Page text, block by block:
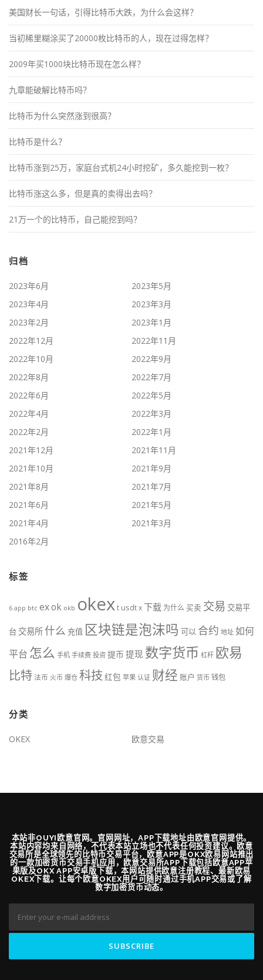
美国财长一句话，引得比特币大跌，为什么会这样？
当初稀里糊涂买了20000枚比特币的人，现在过得怎样？
2009年买1000块比特币现在怎么样？
九章能破解比特币吗？
比特币为什么突然涨到很高？
比特币是什么？
比特币涨到25万，家庭台式机24小时挖矿，多久能挖到一枚？
比特币涨这么多，但是真的卖得出去吗？
21万一个的比特币，自己能挖到吗？
归档
2023年6月
2023年5月
2023年4月
2023年3月
2023年2月
2023年1月
2022年12月
2022年11月
2022年10月
2022年9月
2022年8月
2022年7月
2022年6月
2022年5月
2022年4月
2022年3月
2022年2月
2022年1月
2021年12月
2021年11月
2021年10月
2021年9月
2021年8月
2021年7月
2021年6月
2021年5月
2021年4月
2021年3月
2016年2月
标签
6 app btc exok okb okext usdtx下载 为什么 买卖 交易 交易平
台 交易所 什么 充值 区块链是泡沫吗 可以 合约 地址 如何
平台 怎么 手机 手续费 投资 提币 提现 数字货币 杠杆 欧易
比特法币 火币 爆仓 科技 红包 苹果 认证 财经 账户 货币 钱包
分类
OKEX 欧意交易
本站非OUYI欧意官网。官网网址，APP下载地址由欧意官网提供。
本站内容均来自网络，不代表本站立场也不代表任何投资建议。欧意
交易所是全球领先的比特币交易平台，欧意APP是OKX欧易网站推出
的一款加密货币交易手机应用，欧意交易所APP下载包括欧意APP苹
果版及OKX APP安卓版下载，本网站提供欧意注册教程、最新欧易
OKEX下载。让每个欧意OKEX用户可随时通过手机APP交易或了解
数字加密货币动态。